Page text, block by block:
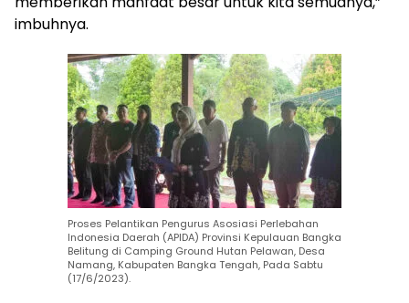
imbuhnya.
Proses Pelantikan Pengurus Asosiasi Perlebahan
Indonesia Daerah (APIDA) Provinsi Kepulauan Bangka
Belitung di Camping Ground Hutan Pelawan, Desa
Namang, Kabupaten Bangka Tengah, Pada Sabtu
(17/6/2023).